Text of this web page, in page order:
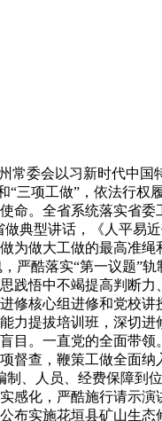
委会以习新时代中国
三项工做”，依法行
命。全省系统落实省
典型讲话，《人平易
做大工做的最高准绳
严酷落实“第一议题”
悟中不竭提高判断
核心组进修和党校
力提拔培训班，深切
目。一直党的全面带
督查，鞭策工做全面
、人员、经费保障到
化，严酷施行请示
实施花垣县矿山生态